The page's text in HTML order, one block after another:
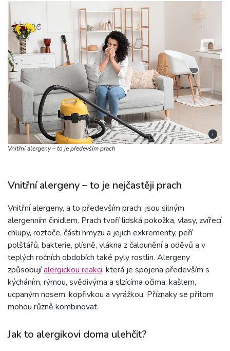
i
Vnitřní alergeny – to je především prach
Vnitřní alergeny – to je nejčastěji prach
Vnitřní alergeny, a to především prach, jsou silným
alergenním činidlem. Prach tvoří lidská pokožka, vlasy, zvířecí
chlupy, roztoče, části hmyzu a jejich exkrementy, peří
polštářů, bakterie, plísně, vlákna z čalounění a oděvů a v
teplých ročních obdobích také pyly rostlin. Alergeny
způsobujíalergickou reakci, která je spojena především s
kýcháním, rýmou, svědivýma a slzícíma očima, kašlem,
ucpaným nosem, kopřivkou a vyrážkou. Příznaky se přitom
mohou různě kombinovat.
Jak to alergikovi doma ulehčit?